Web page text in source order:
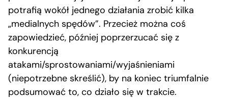
potrafią wokół jednego działania zrobić kilka
„medialnych spędów”. Przecież można coś
zapowiedzieć, później poprzerzucać się z
konkurencją
atakami/sprostowaniami/wyjaśnieniami
(niepotrzebne skreślić), by na koniec triumfalnie
podsumować to, co działo się w trakcie.